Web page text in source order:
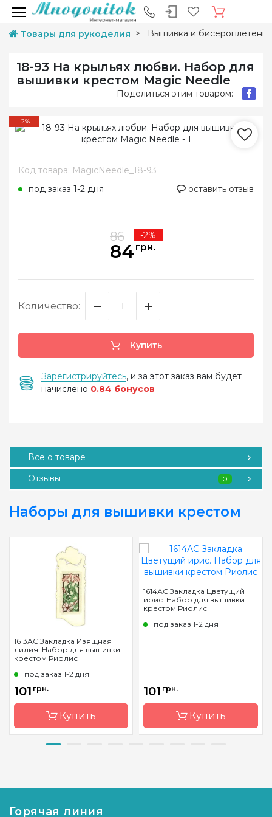
Товары для рукоделия Вышивка и
18-93 На крыльях любви. Набор для
вышивки крестом Magic Needle
Поделиться этим товаром:
-2%
Код товара: MagicNeedle_18-93
под заказ 1-2 дня
оставить отзыв
86 -2%
84грн.
Количество:
Купить
Зарегистрируйтесь, и за этот заказ вам будет
начислено 0.84 бонусов
Все о товаре
Отзывы
0
Наборы для вышивки крестом
1613АС Закладка Изящная
лилия. Набор для вышивки
крестом Риолис
под заказ 1-2 дня
101 грн.
Купить
Страна-
Литва
1614АС Закладка Цветущий
ирис. Набор для вышивки
крестом Риолис
под заказ 1-2 дня
101 грн.
Купить
Страна-
Литва
Горячая линия